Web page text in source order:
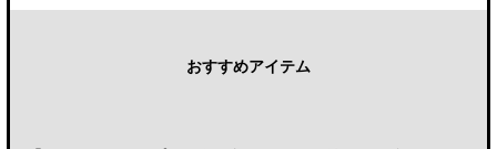
おすすめアイテム